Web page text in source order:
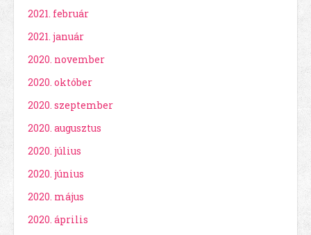
2021. február
2021. január
2020. november
2020. október
2020. szeptember
2020. augusztus
2020. július
2020. június
2020. május
2020. április